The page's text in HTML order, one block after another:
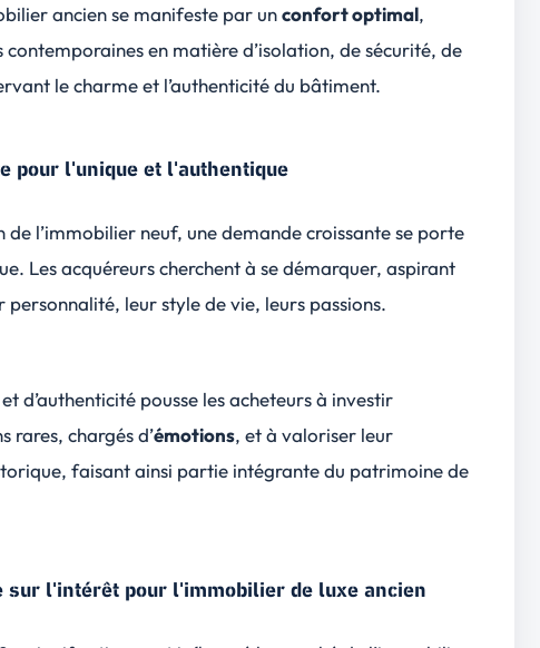
ancien se manifeste par unconfort optimal,
en matière d’isolation, de sécurité, de
le charme et l’authenticité du bâtiment.
pour l'unique et l'authentique
l’immobilier neuf, une demande croissante se porte
Les acquéreurs cherchent à se démarquer, aspirant
leur style de vie, leurs passions.
et d’authenticité pousse les acheteurs à investir
rares, chargés d’émotions, et à valoriser leur
faisant ainsi partie intégrante du patrimoine de
sur l'intérêt pour l'immobilier de luxe ancien